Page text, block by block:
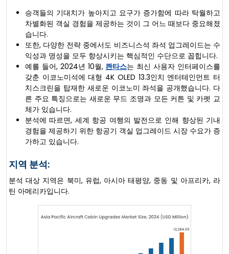
승객들의 기대치가 높아지고 요구가 증가함에 따라 탁월하고
차별화된 객실 경험을 제공하는 것이 그 어느 때보다 중요해졌
습니다.
또한, 다양한 전략 중에서도 비즈니스석 좌석 업그레이드는 수
익성과 명성을 모두 향상시키는 핵심적인 수단으로 꼽힙니다.
예를 들어, 2024년 10월, 콴타스는 최신 사용자 인터페이스를
갖춘 이코노미석에 대형 4K OLED 13.3인치 엔터테인먼트 터
치스크린을 탑재한 새로운 이코노미 좌석을 공개했습니다. 다
른 주요 특징으로는 새로운 무드 조명과 모든 커튼 및 카펫 교
체가 있습니다.
분석에 따르면, 세계 항공 여행의 발전으로 인해 향상된 기내
경험을 제공하기 위한 항공기 객실 업그레이드 시장 수요가 증
가하고 있습니다.
지역 분석:
분석 대상 지역은 북미, 유럽, 아시아 태평양, 중동 및 아프리카, 라
틴 아메리카입니다.